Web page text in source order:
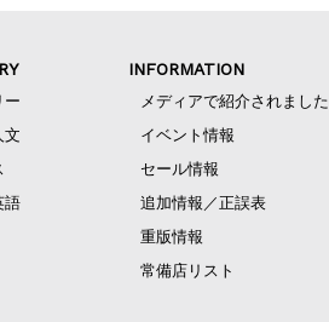
ー
文
語
INFORMATION
メディアで紹介されました
イベント情報
セール情報
追加情報／正誤表
重版情報
常備店リスト